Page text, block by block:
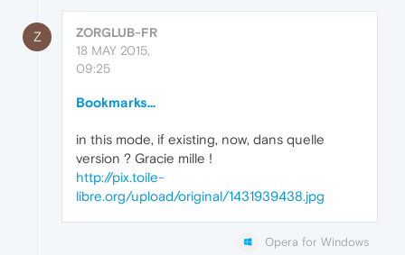
Z
ZORGLUB-FR
18 MAY 2015,
09:25
Bookmarks...
in this mode, if existing, now, dans quelle
version ? Gracie mille !
http://pix.toile-
libre.org/upload/original/1431939438.jpg
Opera for Windows